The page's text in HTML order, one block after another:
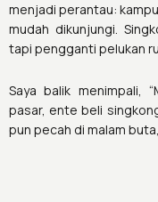
menjadi perantau:
mudah dikunjungi.
tapi pengganti pelukan
Saya balik menimpali,
pasar, ente beli
pun pecah di malam